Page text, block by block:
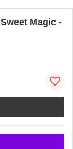
Sweet Magic -